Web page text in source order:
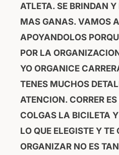
ATLETA. SE BRINDAN
MAS GANAS. VAMOS
APOYANDOLOS
POR LA
YO ORGANICE
TENES MUCHOS
ATENCION. CORRER
COLGAS LA BICILETA
LO QUE ELEGISTE Y
ORGANIZAR NO ES